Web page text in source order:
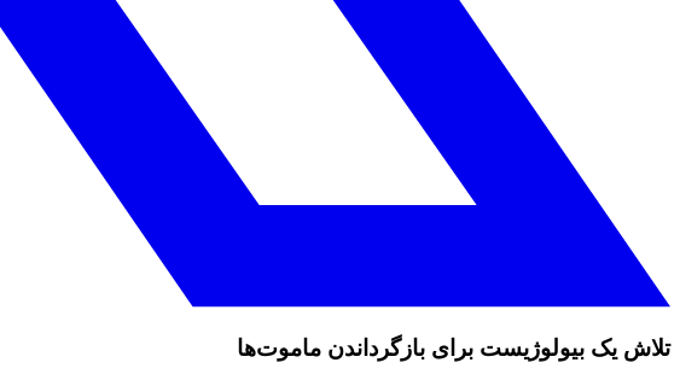
تلاش یک بیولوژیست برای بازگرداندن ماموت‌ها